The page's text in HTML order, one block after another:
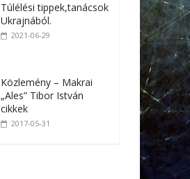
Túlélési tippek,tanácsok
Ukrajnából.
2021-06-29
Közlemény – Makrai
„Ales” Tibor István
cikkek
2017-05-31